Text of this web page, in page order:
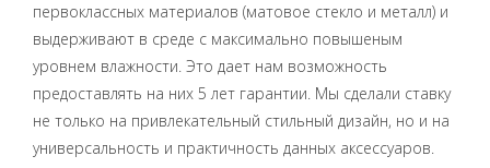
первоклассных материалов (матовое стекло и металл) и
выдерживают в среде с максимально повышеным
уровнем влажности. Это дает нам возможность
предоставлять на них 5 лет гарантии. Мы сделали ставку
не только на привлекательный стильный дизайн, но и на
универсальность и практичность данных аксессуаров.